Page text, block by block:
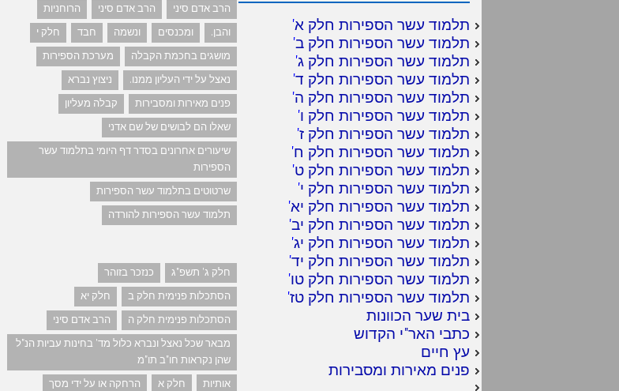
תלמוד עשר הספירות חלק א'
תלמוד עשר הספירות חלק ב'
תלמוד עשר הספירות חלק ג'
תלמוד עשר הספירות חלק ד'
תלמוד עשר הספירות חלק ה'
תלמוד עשר הספירות חלק ו'
תלמוד עשר הספירות חלק ז'
תלמוד עשר הספירות חלק ח'
תלמוד עשר הספירות חלק ט'
תלמוד עשר הספירות חלק י'
תלמוד עשר הספירות חלק יא'
תלמוד עשר הספירות חלק יב'
תלמוד עשר הספירות חלק יג'
תלמוד עשר הספירות חלק יד'
תלמוד עשר הספירות חלק טו'
תלמוד עשר הספירות חלק טז'
בית שער הכוונות
כתבי האר"י הקדוש
עץ חיים
פנים מאירות ומסבירות
הרב אדם סיני
הרב אדם סיני
הרוחניות
והבן.
ומכנסים ונשמה חבד
חלק י
מושגים בחכמת הקבלה
מערכת הספירות
נאצל על ידי העליון ממנו.
ניצוץ נברא
פנים מאירות ומסבירות
קבלה מעליון
שאלו הם לבושים של שם אדני
שיעורים אחרונים בסדר דף היומי בתלמוד עשר
הספירות
שרטוטים בתלמוד עשר הספירות
תלמוד עשר הספירות להורדה
חלק ג' תשפ"ג
כנזכר בזוהר
הסתכלות פנימית חלק ב
חלק יא
הסתכלות פנימית חלק ה
הרב אדם סיני
מבאר שכל נאצל ונברא כלול מד' בחינות עביות הנ"ל
שהן נקראות חו"ב תו"מ
אותיות
חלק א
הרחקה או על ידי מסך